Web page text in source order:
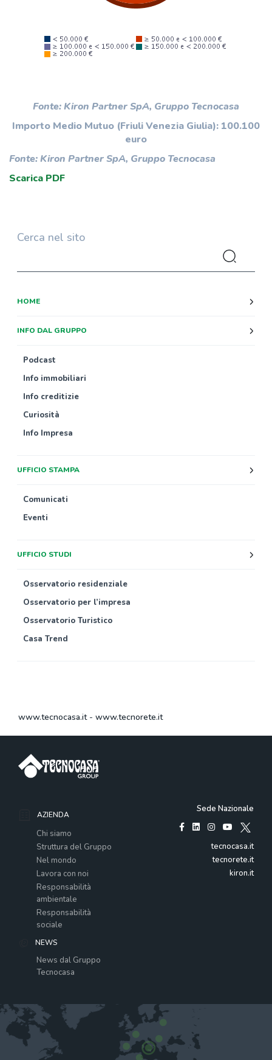
Fonte: Kiron Partner SpA, Gruppo Tecnocasa
Importo Medio Mutuo (Friuli Venezia Giulia): 100.100
euro
Fonte: Kiron Partner SpA, Gruppo Tecnocasa
Scarica PDF
Cerca nel sito
HOME
INFO DAL GRUPPO
Podcast
Info immobiliari
Info creditizie
Curiosità
Info Impresa
UFFICIO STAMPA
Comunicati
Eventi
UFFICIO STUDI
Osservatorio residenziale
Osservatorio per l’impresa
Osservatorio Turistico
Casa Trend
www.tecnocasa.it- www.tecnorete.it
AZIENDA
Chi siamo
Struttura del Gruppo
Nel mondo
Lavora con noi
Responsabilità
ambientale
Responsabilità
sociale
NEWS
News dal Gruppo
Tecnocasa
Sede Nazionale
tecnocasa.it
tecnorete.it
kiron.it